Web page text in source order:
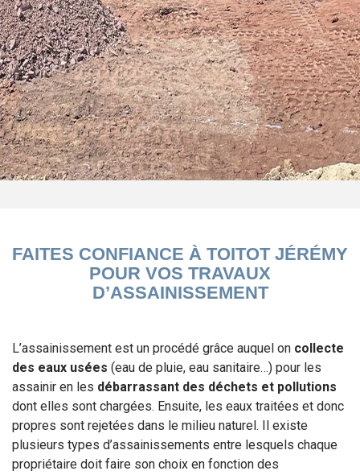
FAITES CONFIANCE À TOITOT JÉRÉMY
POUR VOS TRAVAUX
D’ASSAINISSEMENT
L’assainissement est un procédé grâce auquel on collecte
des eaux usées (eau de pluie, eau sanitaire…) pour les
assainir en les débarrassant des déchets et pollutions
dont elles sont chargées. Ensuite, les eaux traitées et donc
propres sont rejetées dans le milieu naturel. Il existe
plusieurs types d’assainissements entre lesquels chaque
propriétaire doit faire son choix en fonction des